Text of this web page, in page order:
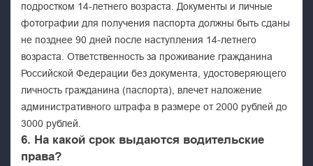
подростком 14-летнего возраста. Документы и личные
фотографии для получения паспорта должны быть сданы
не позднее 90 дней после наступления 14-летнего
возраста. Ответственность за проживание гражданина
Российской Федерации без документа, удостоверяющего
личность гражданина (паспорта), влечет наложение
административного штрафа в размере от 2000 рублей до
3000 рублей.
6. На какой срок выдаются водительские
права?